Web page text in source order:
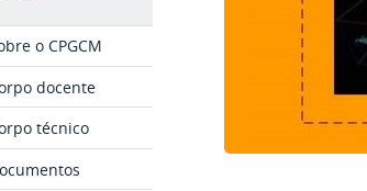
o CPGCM
docente
técnico